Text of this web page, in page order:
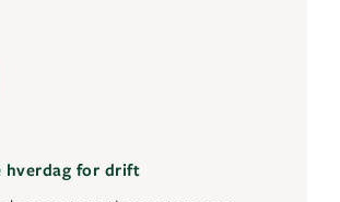
hverdag for drift